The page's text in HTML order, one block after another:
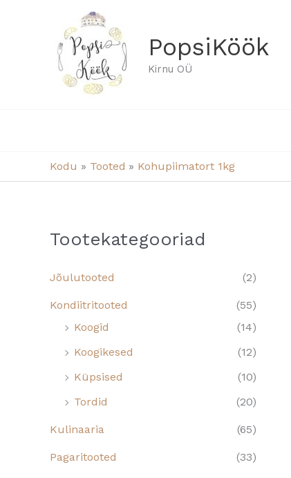
PopsiKöök
Kirnu OÜ
Kodu Tooted Kohupiimatort 1kg
Tootekategooriad
Jõulutooted (2)
Kondiitritooted
(55)
Koogid
(14)
Koogikesed
(12)
Küpsised
(10)
Tordid
(20)
Kulinaaria (65)
Pagaritooted (33)